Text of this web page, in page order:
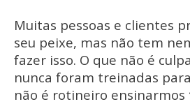
Muitas pessoas e clientes
seu peixe, mas não tem
fazer isso. O que não é
nunca foram treinadas
não é rotineiro ensinarmos